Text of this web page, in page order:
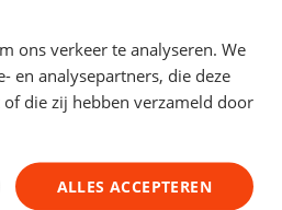
ons verkeer te analyseren. We
en analysepartners, die deze
die zij hebben verzameld door
ALLES ACCEPTEREN